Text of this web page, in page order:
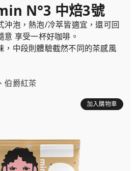
N°3 中焙3號
沖泡，熱泡/冷萃皆適宜，還可回
意 享受一杯好咖啡。
，中段則體驗截然不同的茶感風
伯爵紅茶
加入購物車